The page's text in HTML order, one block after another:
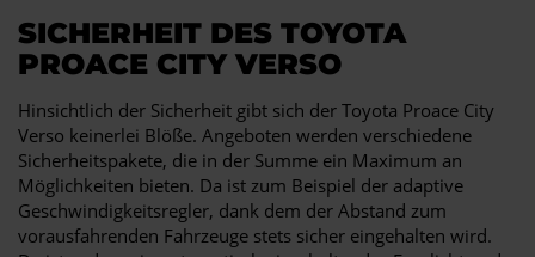
SICHERHEIT DES TOYOTA
PROACE CITY VERSO
Hinsichtlich der Sicherheit gibt sich der Toyota Proace City
Verso keinerlei Blöße. Angeboten werden verschiedene
Sicherheitspakete, die in der Summe ein Maximum an
Möglichkeiten bieten. Da ist zum Beispiel der adaptive
Geschwindigkeitsregler, dank dem der Abstand zum
vorausfahrenden Fahrzeuge stets sicher eingehalten wird.